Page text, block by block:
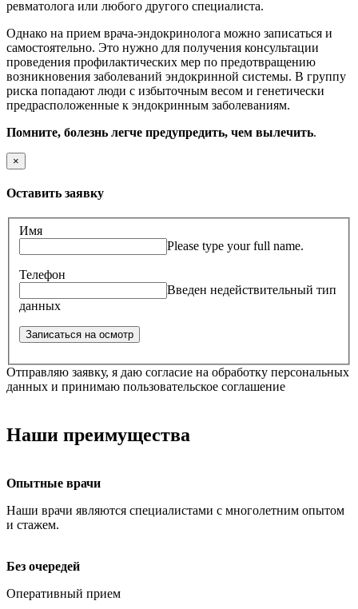
ревматолога или любого другого специалиста.
Однако на прием врача-эндокринолога можно записаться и
самостоятельно. Это нужно для получения консультации
проведения профилактических мер по предотвращению
возникновения заболеваний эндокринной системы. В группу
риска попадают люди с избыточным весом и генетически
предрасположенные к эндокринным заболеваниям.
Помните, болезнь легче предупредить, чем вылечить.
×
Оставить заявку
Имя
Please type your full name.
Телефон
Введен недействительный тип
данных
Отправляю заявку, я даю согласие на обработку персональных
данных и принимаю пользовательское соглашение
Наши преимущества
Опытные врачи
Наши врачи являются специалистами с многолетним опытом
и стажем.
Без очередей
Оперативный прием